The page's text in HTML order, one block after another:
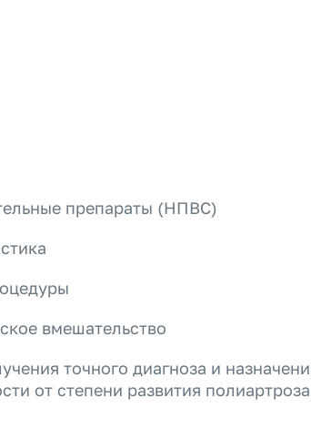
препараты (НПВС)
вмешательство
точного диагноза и
от степени развития